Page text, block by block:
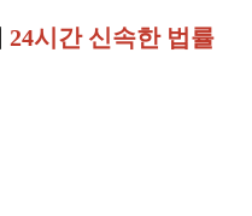
24시간 신속한 법률